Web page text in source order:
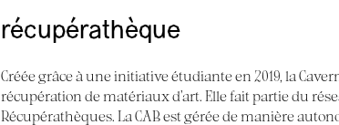
récupérathèque
Créée grâce à une initiative étudiante en 2019, la
récupération de matériaux d’art. Elle fait partie du
Récupérathèques. La CAB est gérée de manière